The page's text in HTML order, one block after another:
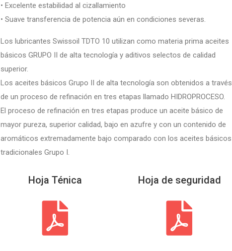
• Excelente estabilidad al cizallamiento
• Suave transferencia de potencia aún en condiciones severas.
Los lubricantes Swissoil TDTO 10 utilizan como materia prima aceites
básicos GRUPO II de alta tecnología y aditivos selectos de calidad
superior.
Los aceites básicos Grupo II de alta tecnología son obtenidos a través
de un proceso de refinación en tres etapas llamado HIDROPROCESO.
El proceso de refinación en tres etapas produce un aceite básico de
mayor pureza, superior calidad, bajo en azufre y con un contenido de
aromáticos extremadamente bajo comparado con los aceites básicos
tradicionales Grupo I.
Hoja Ténica Hoja de seguridad